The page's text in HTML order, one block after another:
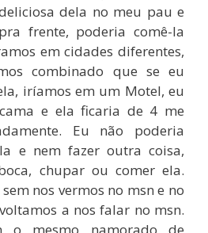
dela no meu pau e
frente, poderia comê-la
em cidades diferentes,
combinado que se eu
iríamos em um Motel, eu
e ela ficaria de 4 me
Eu não poderia
e nem fazer outra coisa,
chupar ou comer ela.
nos vermos no msn e no
a nos falar no msn.